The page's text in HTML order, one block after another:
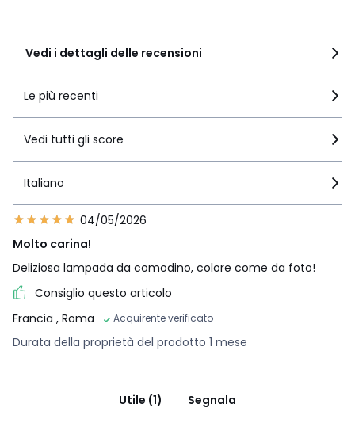
Vedi i dettagli delle recensioni
Le più recenti
Vedi tutti gli score
Italiano
04/05/2026
Molto carina!
Deliziosa lampada da comodino, colore come da foto!
Consiglio questo articolo
Francia , Roma Acquirente verificato
Durata della proprietà del prodotto 1 mese
Utile (1) Segnala